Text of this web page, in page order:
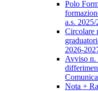
Polo
a.s.
Circolare
2026-
Avviso n.
Nota +